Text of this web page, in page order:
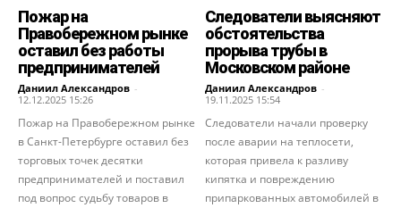
Пожар на
Правобережном рынке
оставил без работы
предпринимателей
Даниил Александров -
12.12.2025 15:26
Пожар на Правобережном рынке
в Санкт-Петербурге оставил без
торговых точек десятки
предпринимателей и поставил
под вопрос судьбу товаров в
Следователи выясняют
обстоятельства
прорыва трубы в
Московском районе
Даниил Александров -
19.11.2025 15:54
Следователи начали проверку
после аварии на теплосети,
которая привела к разливу
кипятка и повреждению
припаркованных автомобилей в